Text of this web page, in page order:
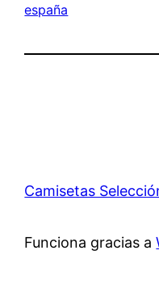
españa
Camisetas
Funciona gracias a